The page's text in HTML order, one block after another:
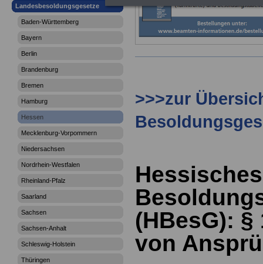
Landesbesoldungsgesetze
Baden-Württemberg
Bayern
Berlin
Brandenburg
Bremen
Hamburg
Hessen
Mecklenburg-Vorpommern
Niedersachsen
Nordrhein-Westfalen
Rheinland-Pfalz
Saarland
Sachsen
Sachsen-Anhalt
Schleswig-Holstein
Thüringen
>>>zur
Hessisches
(HBesG): §
von